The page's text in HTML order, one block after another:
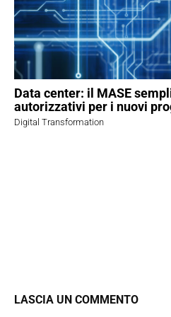
Data center: il MASE
autorizzativi per i nuovi
Digital Transformation
LASCIA UN COMMENTO